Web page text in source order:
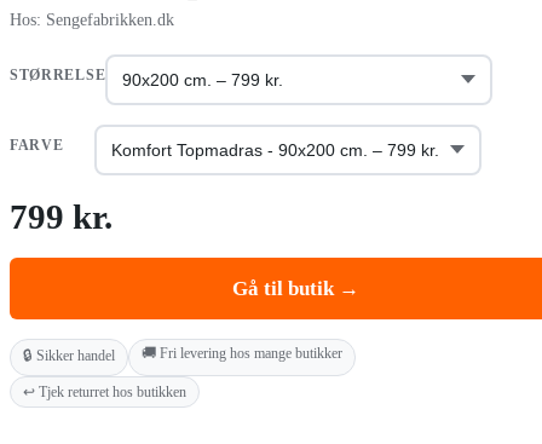
Hos: Sengefabrikken.dk
STØRRELSE
FARVE
799 kr.
Gå til butik →
🔒 Sikker handel 🚚 Fri levering hos mange butikker
↩️ Tjek returret hos butikken